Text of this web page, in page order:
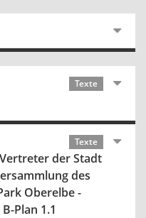
Texte
Texte
der Stadt
des
Oberelbe -
Plan 1.1